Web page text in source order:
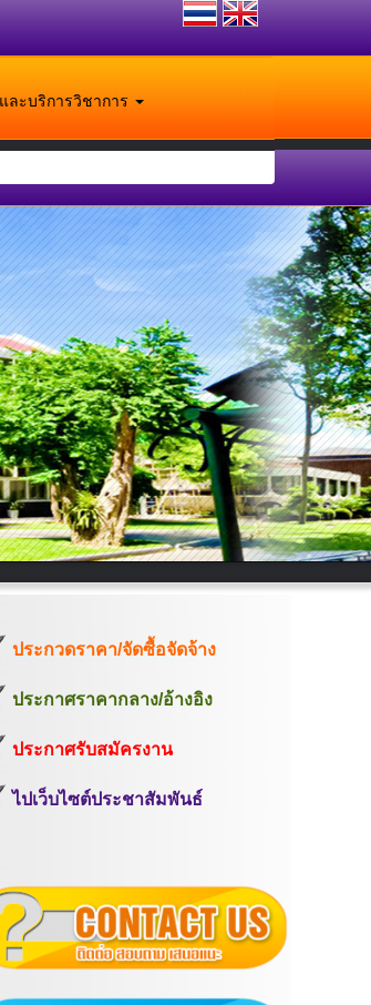
ละบริการวิชาการ
ประกวดราคา/จัดซื้อจัดจ้าง
ประกาศราคากลาง/อ้างอิง
ประกาศรับสมัครงาน
ไปเว็บไซต์ประชาสัมพันธ์